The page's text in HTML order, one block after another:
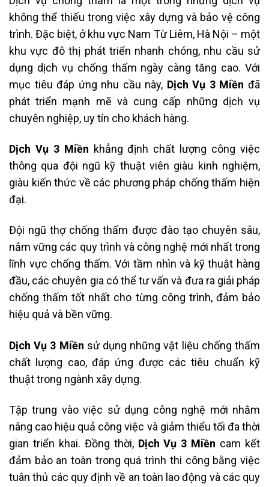
không thể thiếu trong việc xây dựng và bảo vệ công
trình. Đặc biệt, ở khu vực Nam Từ Liêm, Hà Nội – một
khu vực đô thị phát triển nhanh chóng, nhu cầu sử
dụng dịch vụ chống thấm ngày càng tăng cao. Với
mục tiêu đáp ứng nhu cầu này, Dịch Vụ 3 Miền đã
phát triển mạnh mẽ và cung cấp những dịch vụ
chuyên nghiệp, uy tín cho khách hàng.
Dịch Vụ 3 Miền khẳng định chất lượng công việc
thông qua đội ngũ kỹ thuật viên giàu kinh nghiệm,
giàu kiến thức về các phương pháp chống thấm hiện
đại.
Đội ngũ thợ chống thấm được đào tạo chuyên sâu,
nắm vững các quy trình và công nghệ mới nhất trong
lĩnh vực chống thấm. Với tầm nhìn và kỹ thuật hàng
đầu, các chuyên gia có thể tư vấn và đưa ra giải pháp
chống thấm tốt nhất cho từng công trình, đảm bảo
hiệu quả và bền vững.
Dịch Vụ 3 Miền sử dụng những vật liệu chống thấm
chất lượng cao, đáp ứng được các tiêu chuẩn kỹ
thuật trong ngành xây dựng.
Tập trung vào việc sử dụng công nghệ mới nhằm
nâng cao hiệu quả công việc và giảm thiểu tối đa thời
gian triển khai. Đồng thời, Dịch Vụ 3 Miền cam kết
đảm bảo an toàn trong quá trình thi công bằng việc
tuân thủ các quy định về an toàn lao động và các quy